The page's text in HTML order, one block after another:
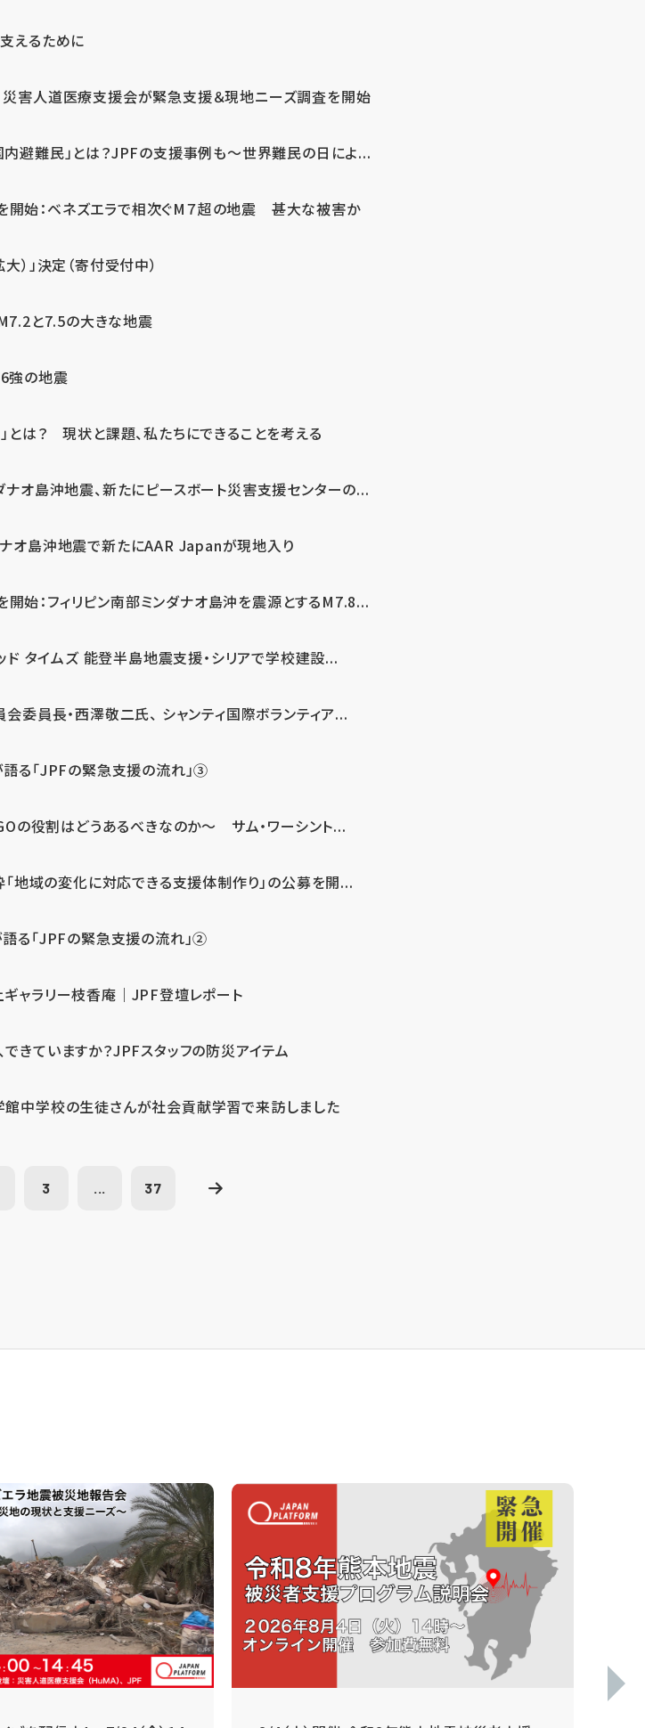
支えるために
害人道医療支援会が緊急支援＆現地ニーズ調査を開始
内避難民」とは？JPFの支援事例も～世界難民の日によ...
開始：ベネズエラで相次ぐM７超の地震 甚大な被害か
）」決定（寄付受付中）
と7.5の大きな地震
強の地震
とは？ 現状と課題、私たちにできることを考える
ナオ島沖地震、新たにピースボート災害支援センターの...
ナオ島沖地震で新たにAAR Japanが現地入り
始：フィリピン南部ミンダナオ島沖を震源とするM7.8...
タイムズ 能登半島地震支援・シリアで学校建設...
委員長・西澤敬二氏、 シャンティ国際ボランティア...
語る「JPFの緊急支援の流れ」③
の役割はどうあるべきなのか～ サム・ワーシント...
地域の変化に対応できる支援体制作り」の公募を開...
語る「JPFの緊急支援の流れ」②
ギャラリー枝香庵｜JPF登壇レポート
できていますか？JPFスタッフの防災アイテム
館中学校の生徒さんが社会貢献学習で来訪しました
3 ... 37